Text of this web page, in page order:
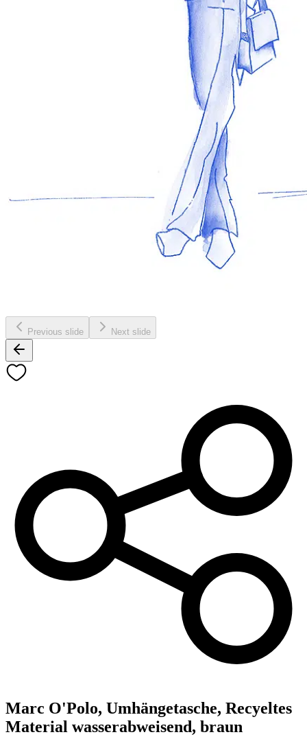
Previous slide Next slide
Marc O'Polo, Umhängetasche, Recyeltes
Material wasserabweisend, braun